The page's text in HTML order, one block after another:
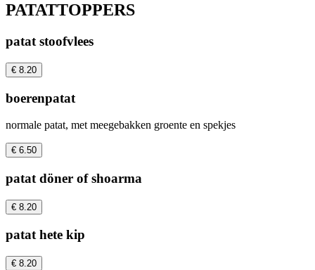
PATATTOPPERS
patat stoofvlees
€ 8.20
boerenpatat
normale patat, met meegebakken groente en spekjes
€ 6.50
patat döner of shoarma
€ 8.20
patat hete kip
€ 8.20